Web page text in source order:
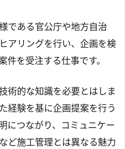
である官公庁や地方自治
アリングを行い、企画を検
件を受注する仕事です。
術的な知識を必要とはしま
経験を基に企画提案を行う
につながり、コミュニケー
ど施工管理とは異なる魅力